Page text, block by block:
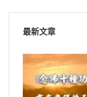
最新文章